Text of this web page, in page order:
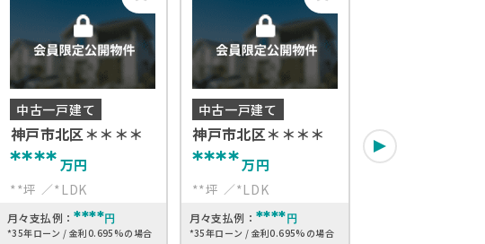
中古一戸建て
神戸市北区＊＊＊＊
****万円
**坪 *LDK
月々支払例：****円
*35年ローン / 金利0.695%の場合
中古一戸建て
神戸市北区＊＊＊＊
****万円
**坪 *LDK
月々支払例： ****円
*35年ローン / 金利0.695%の場合
神戸市北区＊＊
****